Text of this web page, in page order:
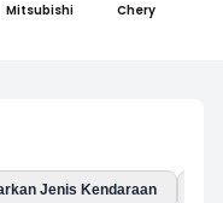
Mitsubishi Chery
Jenis Kendaraan